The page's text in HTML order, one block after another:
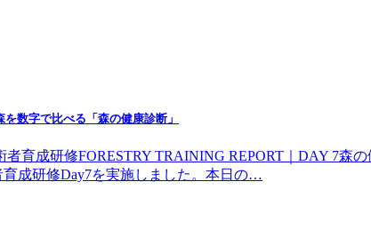
数字で比べる「森の健康診断」
育成研修FORESTRY TRAINING REPORT｜DAY 7森
成研修Day7を実施しました。本日の…